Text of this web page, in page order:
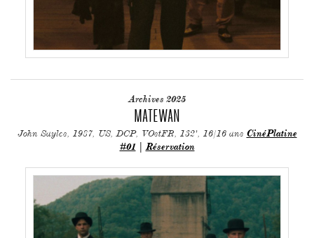
Archives 2025
MATEWAN
John Sayles, 1987, US, DCP, VOstFR, 132', 16/16 ans CinéPlatine
#01
Réservation